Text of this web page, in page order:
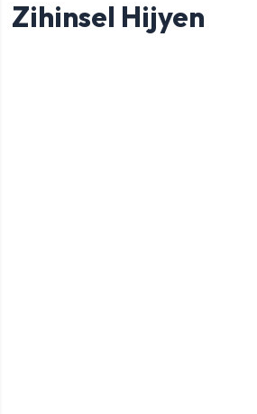
Zihinsel Hijyen